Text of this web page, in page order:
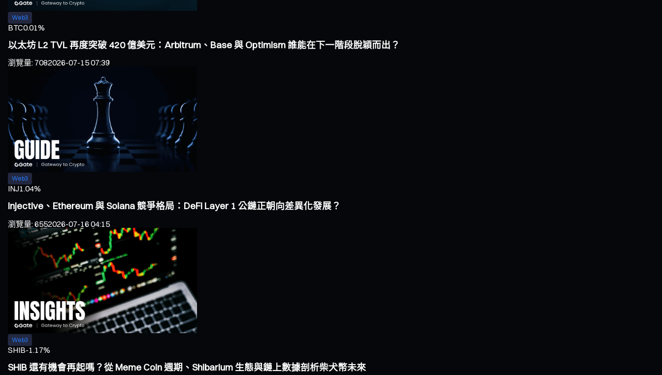
Web3
BTC0.01%
以太坊 L2 TVL 再度突破 420 億美元：Arbitrum、Base 與 Optimism 誰能在下一階段脫穎而出？
瀏覽量: 7082026-07-15 07:39
Web3
INJ1.04%
Injective、Ethereum 與 Solana 競爭格局：DeFi Layer 1 公鏈正朝向差異化發展？
瀏覽量:6552026-07-16 04:15
Web3
SHIB-1.17%
SHIB 還有機會再起嗎？從 Meme Coin 週期、Shibarium 生態與鏈上數據剖析柴犬幣未來